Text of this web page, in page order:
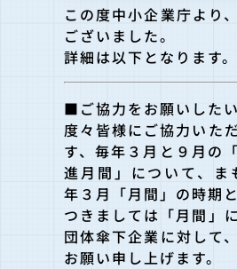
この度中小企業庁より
ございました。
詳細は以下となります。
■ご協力をお願いした
度々皆様にご協力いた
す、毎年３月と９月の
進月間」について、ま
年３月「月間」の時期と
つきましては「月間」
団体傘下企業に対して
お願い申し上げます。